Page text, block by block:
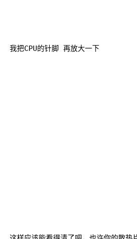
我把CPU的针脚 再放大一下